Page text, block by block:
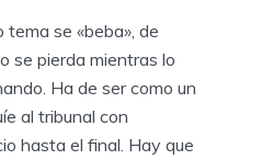
tema se «beba», de
se pierda mientras lo
Ha de ser como un
al tribunal con
hasta el final. Hay que